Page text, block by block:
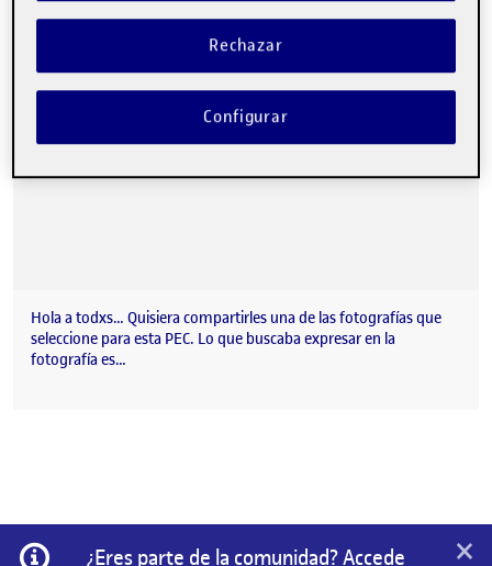
Hola a todxs… Quisiera compartirles una de las fotografías que
seleccione para esta PEC. Lo que buscaba expresar en la
fotografía es…
Información
¿Eres parte de la comunidad? Accede ×
Rechazar
Configurar